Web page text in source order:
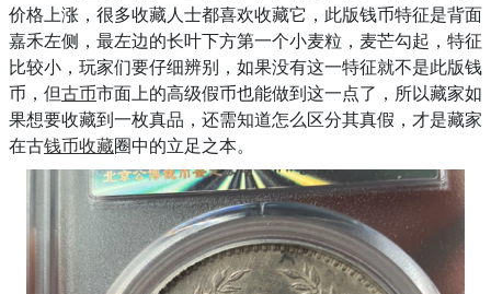
价格上涨，很多收藏人士都喜欢收藏它，此版钱币特征是背面
嘉禾左侧，最左边的长叶下方第一个小麦粒，麦芒勾起，特征
比较小，玩家们要仔细辨别，如果没有这一特征就不是此版钱
币，但古币市面上的高级假币也能做到这一点了，所以藏家如
果想要收藏到一枚真品，还需知道怎么区分其真假，才是藏家
在古钱币收藏圈中的立足之本。